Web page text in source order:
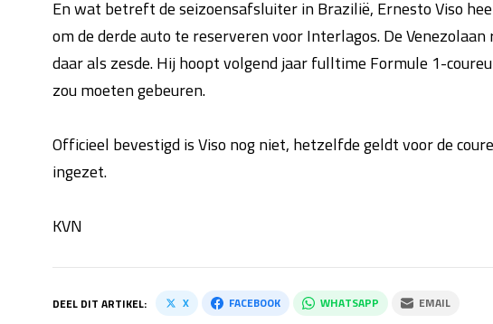
En wat betreft de seizoensafsluiter in Brazilië, Ernesto Viso
om de derde auto te reserveren voor Interlagos. De
daar als zesde. Hij hoopt volgend jaar fulltime Formule 1-
zou moeten gebeuren.
Officieel bevestigd is Viso nog niet, hetzelfde geldt voor de
ingezet.
KVN
DEEL DIT ARTIKEL: X FACEBOOK WHATSAPP EMAIL